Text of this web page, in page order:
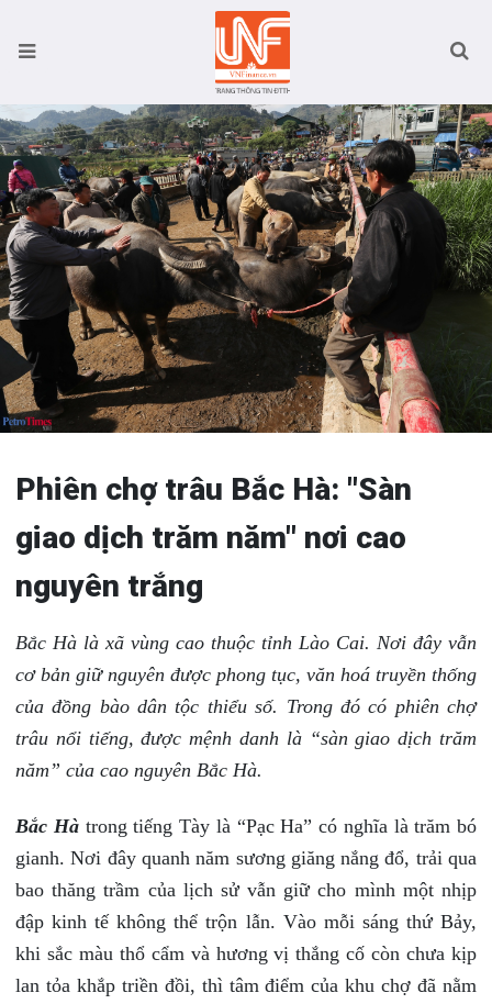
Phiên chợ trâu Bắc Hà: "Sàn
giao dịch trăm năm" nơi cao
nguyên trắng
Bắc Hà là xã vùng cao thuộc tỉnh Lào Cai. Nơi đây vẫn
cơ bản giữ nguyên được phong tục, văn hoá truyền thống
của đồng bào dân tộc thiểu số. Trong đó có phiên chợ
trâu nổi tiếng, được mệnh danh là “sàn giao dịch trăm
năm” của cao nguyên Bắc Hà.
Bắc Hàtrong tiếng Tày là “Pạc Ha” có nghĩa là trăm bó
gianh. Nơi đây quanh năm sương giăng nắng đổ, trải qua
bao thăng trầm của lịch sử vẫn giữ cho mình một nhịp
đập kinh tế không thể trộn lẫn. Vào mỗi sáng thứ Bảy,
khi sắc màu thổ cẩm và hương vị thắng cố còn chưa kịp
lan tỏa khắp triền đồi, thì tâm điểm của khu chợ đã nằm